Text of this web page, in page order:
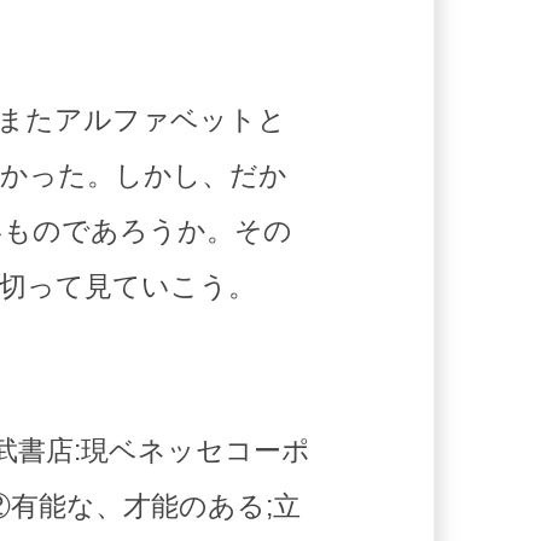
たアルファベットと
った。しかし、だか
のであろうか。その
って見ていこう。
書店:現ベネッセコーポ
能な、才能のある;立